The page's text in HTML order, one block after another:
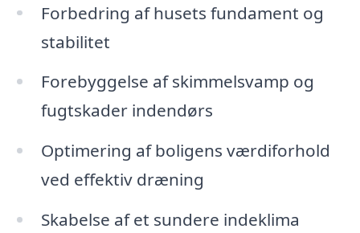
Forbedring af husets fundament og
stabilitet
Forebyggelse af skimmelsvamp og
fugtskader indendørs
Optimering af boligens værdiforhold
ved effektiv dræning
Skabelse af et sundere indeklima